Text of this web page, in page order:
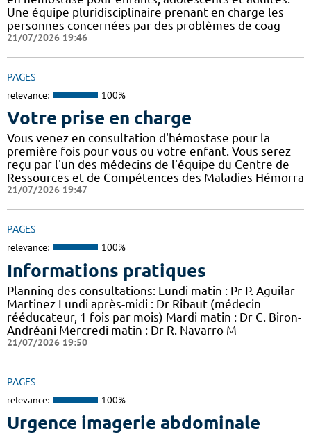
Une équipe pluridisciplinaire prenant en charge les
personnes concernées par des problèmes de coag
21/07/2026 19:46
PAGES
relevance: 100%
Votre prise en charge
Vous venez en consultation d'hémostase pour la
première fois pour vous ou votre enfant. Vous serez
reçu par l'un des médecins de l'équipe du Centre de
Ressources et de Compétences des Maladies Hémorra
21/07/2026 19:47
PAGES
relevance: 100%
Informations pratiques
Planning des consultations: Lundi matin : Pr P. Aguilar-
Martinez Lundi après-midi : Dr Ribaut (médecin
rééducateur, 1 fois par mois) Mardi matin : Dr C. Biron-
Andréani Mercredi matin : Dr R. Navarro M
21/07/2026 19:50
PAGES
relevance: 100%
Urgence imagerie abdominale